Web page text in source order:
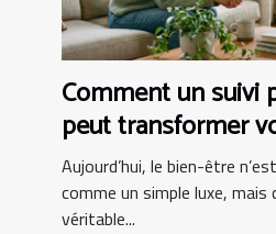
Comment un suivi
peut transformer
?
Aujourd’hui, le bien-être
comme un simple luxe, mais
véritable...